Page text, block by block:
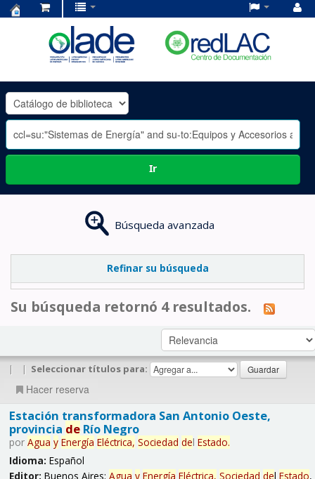
OLADE
-
Ir
Búsqueda avanzada
Refinar su búsqueda
Su búsqueda retornó 4 resultados.
| | Seleccionar títulos para:
Hacer reserva
Estación transformadora San Antonio Oeste,
provincia deRío Negro
por Agua y Energía Eléctrica, Sociedad del Estado.
Idioma: Español
Editor: Buenos Aires: Agua y Energía Eléctrica, Sociedad del Estado,